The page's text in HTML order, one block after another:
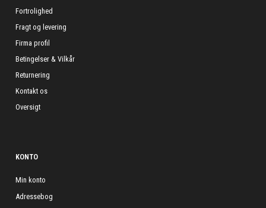
Fortrolighed
Fragt og levering
Firma profil
Betingelser & Vilkår
Returnering
Kontakt os
Oversigt
KONTO
Min konto
Adressebog